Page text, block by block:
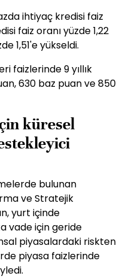
ihtiyaç kredisi faiz
faiz oranı yüzde 1,22
1,51'e yükseldi.
faizlerinde 9 yıllık
630 baz puan ve 850
küresel
bulunan
ve Stratejik
yurt içinde
vade için geride
piyasalardaki riskten
piyasa faizlerinde